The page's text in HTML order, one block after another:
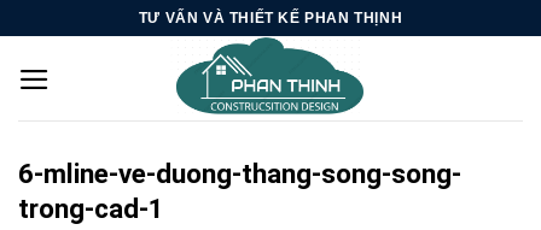
content
TƯ VẤN VÀ THIẾT KẾ PHAN THỊNH
6-mline-ve-duong-thang-song-song-
trong-cad-1